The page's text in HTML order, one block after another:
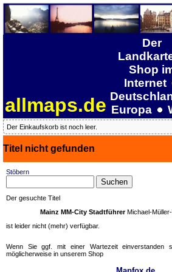
allmaps.de
Der
Shop
Internet
Europa
Der Einkaufskorb ist noch leer.
Titel nicht gefunden
Stöbern
Der gesuchte Titel
Mainz MM-City StadtführerMichael-
ist leider nicht (mehr) verfügbar.
Wenn Sie ggf. mit einer Wartezeit einverstanden
möglicherweise in unserem Shop